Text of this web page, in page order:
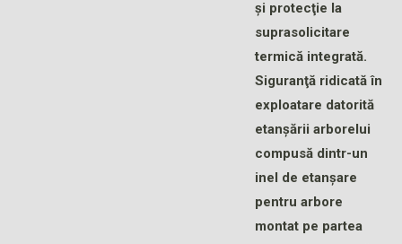
şi protecţie la
suprasolicitare
termică integrată.
Siguranţă ridicată în
exploatare datorită
etanşării arborelui
compusă dintr-un
inel de etanşare
pentru arbore
montat pe partea